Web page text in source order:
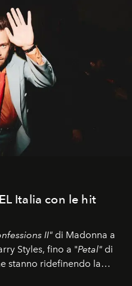
Italia con le hit
II" di Madonna a
Styles, fino a "Petal" di
stanno ridefinendo la